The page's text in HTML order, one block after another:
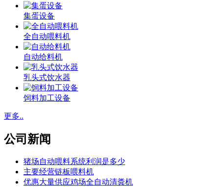
集蛋设备
全自动喂料机
自动给料机
乳头式饮水器
饲料加工设备
更多..
公司新闻
猪场自动喂料系统利润是多少
主要经营链板喂料机
优惠大量供应鸡场全自动清粪机